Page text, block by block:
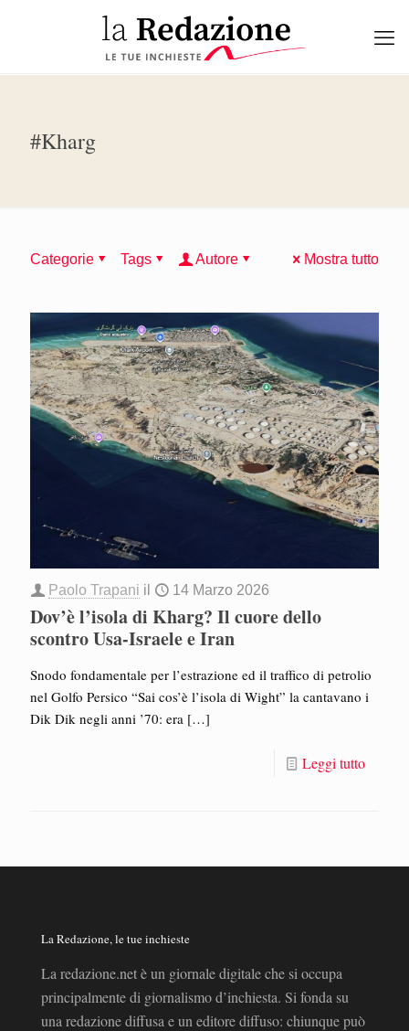
#Kharg
Categorie Tags Autore Mostra tutto
Paolo Trapani il 14 Marzo 2026
Dov’è l’isola di Kharg? Il cuore dello
scontro Usa-Israele e Iran
Snodo fondamentale per l’estrazione ed il traffico di petrolio
nel Golfo Persico “Sai cos’è l’isola di Wight” la cantavano i
Dik Dik negli anni ’70: era […]
Leggi tutto
La Redazione, le tue inchieste
La redazione.net è un giornale digitale che si occupa
principalmente di giornalismo d’inchiesta. Si fonda su
una redazione diffusa e un editore diffuso: chiunque può